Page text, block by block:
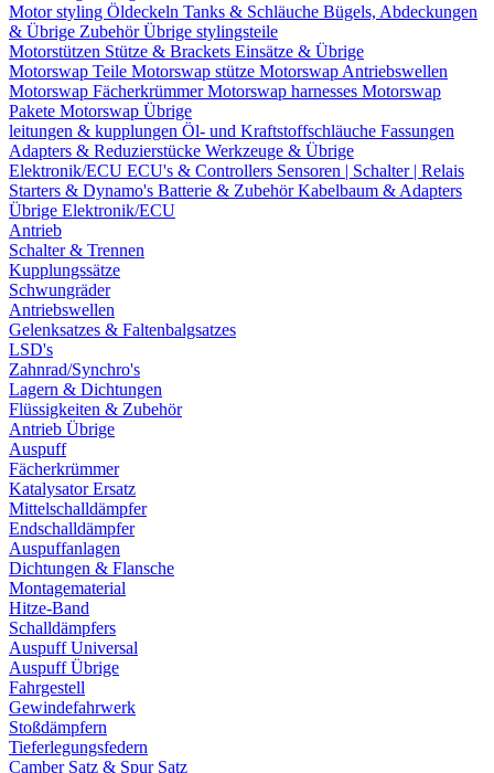
Motor styling Öldeckeln Tanks & Schläuche Bügels, Abdeckungen
& Übrige ZubehörÜbrige stylingsteile
Motorstützen Stütze & Brackets Einsätze & Übrige
Motorswap Teile Motorswap stütze Motorswap Antriebswellen
Motorswap FächerkrümmerMotorswap harnesses Motorswap
Pakete Motorswap Übrige
leitungen & kupplungen Öl- und Kraftstoffschläuche Fassungen
Adapters & Reduzierstücke Werkzeuge & Übrige
Elektronik/ECU ECU's & Controllers Sensoren | Schalter | Relais
Starters & Dynamo's Batterie & ZubehörKabelbaum & Adapters
Übrige Elektronik/ECU
Antrieb
Schalter & Trennen
Kupplungssätze
Schwungräder
Antriebswellen
Gelenksatzes & Faltenbalgsatzes
LSD's
Zahnrad/Synchro's
Lagern & Dichtungen
Flüssigkeiten & Zubehör
Antrieb Übrige
Auspuff
Fächerkrümmer
Katalysator Ersatz
Mittelschalldämpfer
Endschalldämpfer
Auspuffanlagen
Dichtungen & Flansche
Montagematerial
Hitze-Band
Schalldämpfers
Auspuff Universal
Auspuff Übrige
Fahrgestell
Gewindefahrwerk
Stoßdämpfern
Tieferlegungsfedern
Camber Satz & Spur Satz